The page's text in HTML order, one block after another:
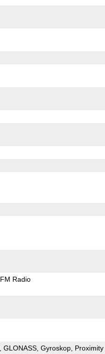
FM Radio
GLONASS Gyroskop Proximity